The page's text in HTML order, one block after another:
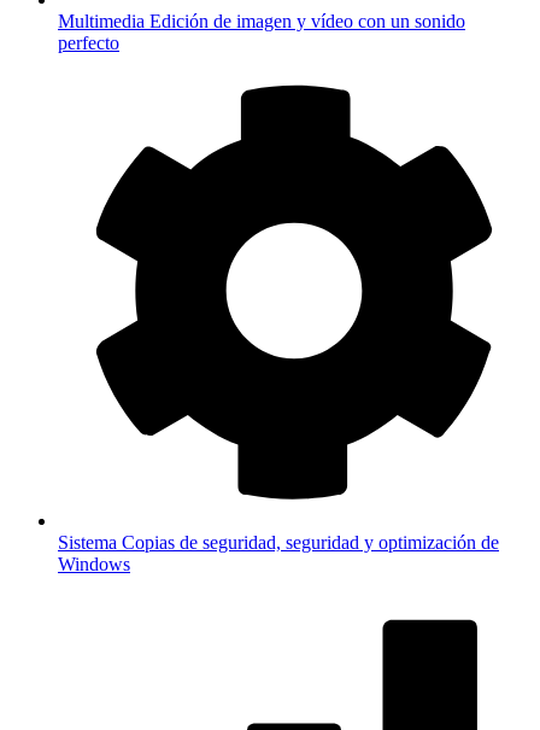
Multimedia Edición de imagen y vídeo con un sonido
perfecto
Sistema Copias de seguridad, seguridad y optimización de
Windows